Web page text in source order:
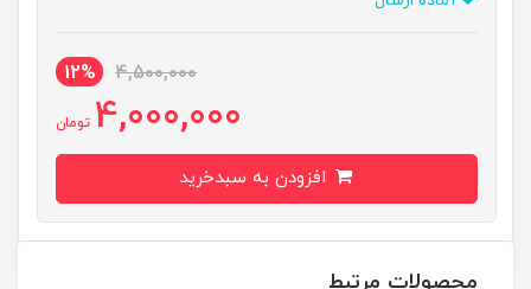
4,500,000
12%
4,000,000 تومان
محصولات مرتبط